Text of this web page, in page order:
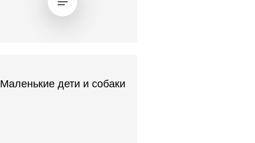
Маленькие дети и собаки